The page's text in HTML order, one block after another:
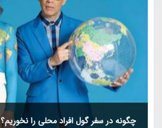
چگونه در سفر گول افراد محلی را نخوریم؟